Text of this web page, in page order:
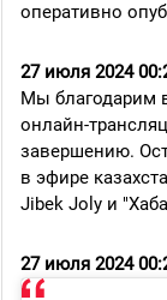
27 июля 2024
27 июля 2024
Мы благодарим
онлайн-
завершению.
в эфире
Jibek Joly и
оперативно